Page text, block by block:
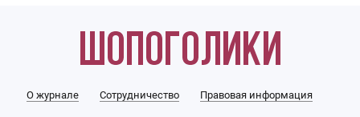
О журнале Сотрудничество Правовая информация